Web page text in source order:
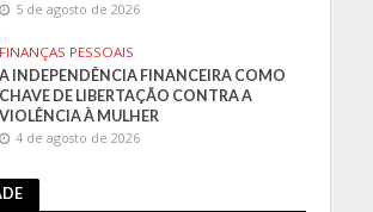
5 de agosto de 2026
FINANÇAS PESSOAIS
A INDEPENDÊNCIA FINANCEIRA COMO
CHAVE DE LIBERTAÇÃO CONTRA A
VIOLÊNCIA À MULHER
4 de agosto de 2026